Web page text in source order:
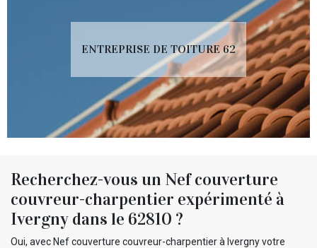
ENTREPRISE DE TOITURE 62
Recherchez-vous un Nef couverture
couvreur-charpentier expérimenté à
Ivergny dans le 62810 ?
Oui, avec Nef couverture couvreur-charpentier à Ivergny votre